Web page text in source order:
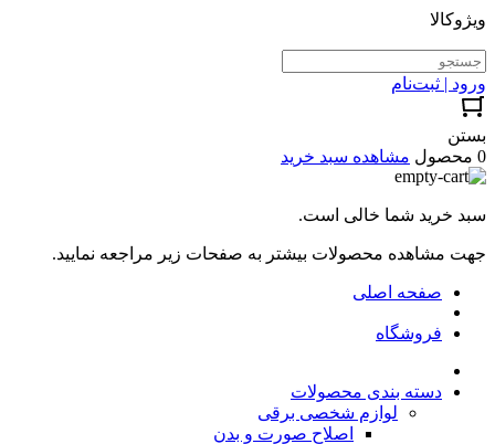
ویژوکالا
ورود | ثبت‌نام
بستن
0 محصول
مشاهده سبد خرید
سبد خرید شما خالی است.
جهت مشاهده محصولات بیشتر به صفحات زیر مراجعه نمایید.
صفحه اصلی
فروشگاه
دسته بندی محصولات
لوازم شخصی برقی
اصلاح صورت و بدن